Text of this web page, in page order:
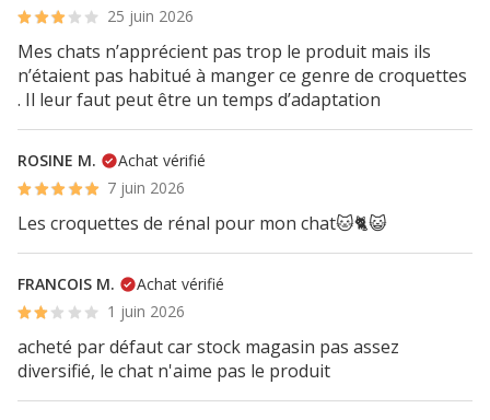
25 juin 2026
Mes chats n’apprécient pas trop le produit mais ils
n’étaient pas habitué à manger ce genre de croquettes
. Il leur faut peut être un temps d’adaptation
ROSINE M.
Achat vérifié
7 juin 2026
Les croquettes de rénal pour mon chat🐱🐈😺
FRANCOIS M.
Achat vérifié
1 juin 2026
acheté par défaut car stock magasin pas assez
diversifié, le chat n'aime pas le produit